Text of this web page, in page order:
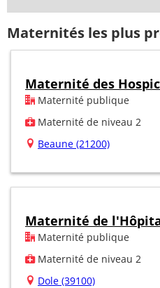
Maternités les plus
Maternité des
Maternité publique
Maternité de niveau 2
Beaune (21200)
Maternité de
Maternité publique
Maternité de niveau 2
Dole (39100)